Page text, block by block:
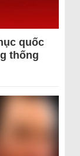
quốc
thống